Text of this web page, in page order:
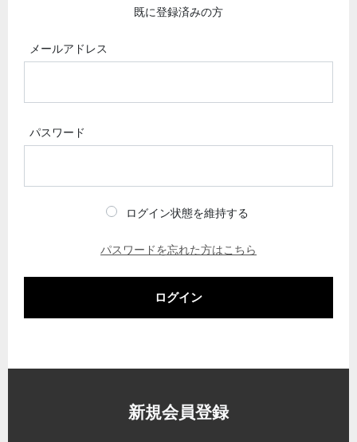
既に登録済みの方
メールアドレス
パスワード
ログイン状態を維持する
パスワードを忘れた方はこちら
ログイン
新規会員登録